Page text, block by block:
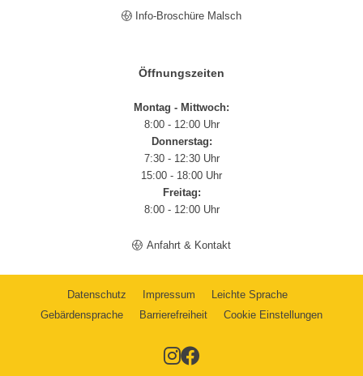
Info-Broschüre Malsch
Öffnungszeiten
Montag - Mittwoch:
8:00 - 12:00 Uhr
Donnerstag:
7:30 - 12:30 Uhr
15:00 - 18:00 Uhr
Freitag:
8:00 - 12:00 Uhr
Anfahrt & Kontakt
Datenschutz Impressum
Leichte Sprache
Gebärdensprache
Barrierefreiheit Cookie Einstellungen